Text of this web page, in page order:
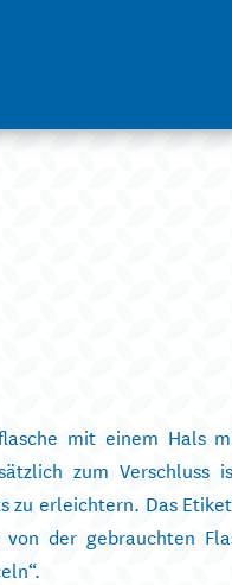
mit einem Hals
zum Verschluss
zu erleichtern. Das
der gebrauchten